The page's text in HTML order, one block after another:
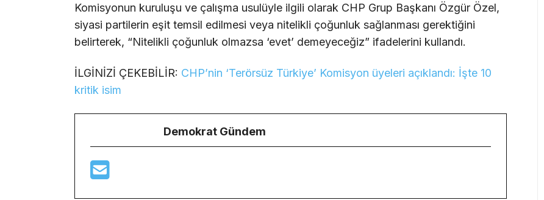
Komisyonun kuruluşu ve çalışma usulüyle ilgili olarak CHP Grup Başkanı Özgür Özel,
siyasi partilerin eşit temsil edilmesi veya nitelikli çoğunluk sağlanması gerektiğini
belirterek, “Nitelikli çoğunluk olmazsa ‘evet’ demeyeceğiz” ifadelerini kullandı.
İLGİNİZİ ÇEKEBİLİR: CHP’nin ‘Terörsüz Türkiye’ Komisyon üyeleri açıklandı: İşte 10
kritik isim
Demokrat Gündem